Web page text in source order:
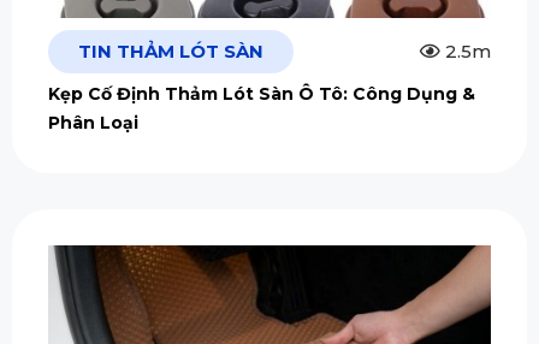
TIN THẢM LÓT SÀN 2.5m
Kẹp Cố Định Thảm Lót Sàn Ô Tô: Công Dụng &
Phân Loại